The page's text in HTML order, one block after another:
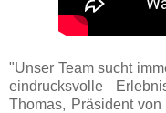
"Unser Team sucht
eindrucksvolle
Thomas, Präsident